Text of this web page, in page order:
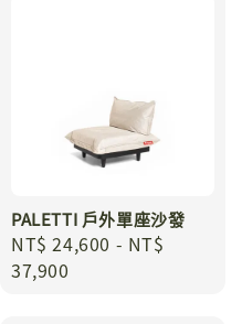
PALETTI 戶外單座沙發
Regular
price
NT$ 24,600 - NT$
37,900